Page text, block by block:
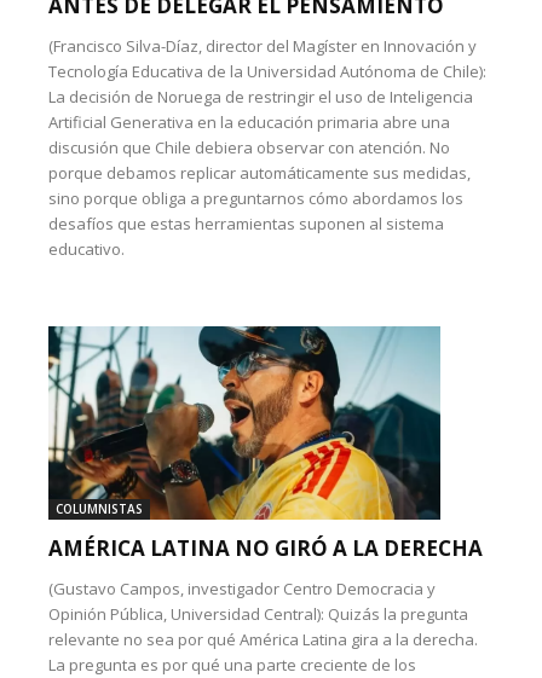
(Francisco Silva-Díaz, director del Magíster en Innovación y
Tecnología Educativa de la Universidad Autónoma de Chile):
La decisión de Noruega de restringir el uso de Inteligencia
Artificial Generativa en la educación primaria abre una
discusión que Chile debiera observar con atención. No
porque debamos replicar automáticamente sus medidas,
sino porque obliga a preguntarnos cómo abordamos los
desafíos que estas herramientas suponen al sistema
educativo.
COLUMNISTAS
AMÉRICA LATINA NO GIRÓ A LA DERECHA
(Gustavo Campos, investigador Centro Democracia y
Opinión Pública, Universidad Central): Quizás la pregunta
relevante no sea por qué América Latina gira a la derecha.
La pregunta es por qué una parte creciente de los